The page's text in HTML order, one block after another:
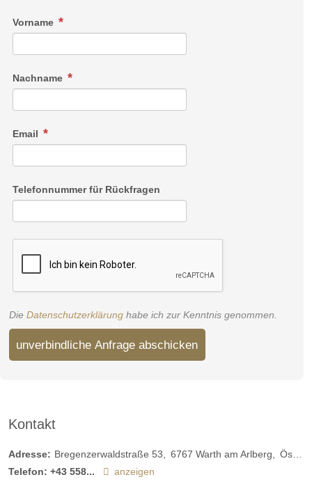
Vorname
Nachname
Email
Telefonnummer für Rückfragen
Die Datenschutzerklärung habe ich zur Kenntnis genommen.
unverbindliche Anfrage abschicken
Kontakt
Adresse: Bregenzerwaldstraße 53 6767 Warth am Arlberg
Österreich
Telefon: +43 558...
anzeigen